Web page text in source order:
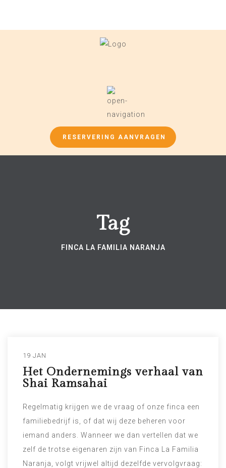
RESERVERING AANVRAGEN
Tag
FINCA LA FAMILIA NARANJA
19 JAN
Het Ondernemings verhaal van
Shai Ramsahai
Regelmatig krijgen we de vraag of onze finca een
familiebedrijf is, of dat wij deze beheren voor
iemand anders. Wanneer we dan vertellen dat we
zelf de trotse eigenaren zijn van Finca La Familia
Naranja, volgt vrijwel altijd dezelfde vervolgvraag: